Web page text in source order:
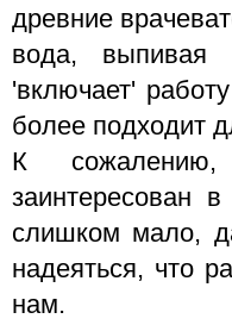
древние
вода, выпивая
'включает'
более подходит
К
заинтересован
слишком мало,
надеяться, что
нам.